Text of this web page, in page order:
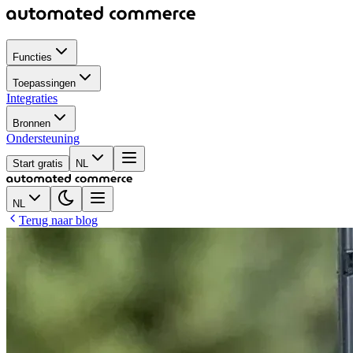
Functies
Toepassingen
Integraties
Bronnen
Ondersteuning
Start gratis NL
NL
Terug naar blog